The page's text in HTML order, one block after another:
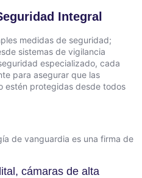
Integral
medidas de seguridad;
sistemas de vigilancia
especializado, cada
para asegurar que las
estén protegidas desde todos
de vanguardia es una firma de
cámaras de alta